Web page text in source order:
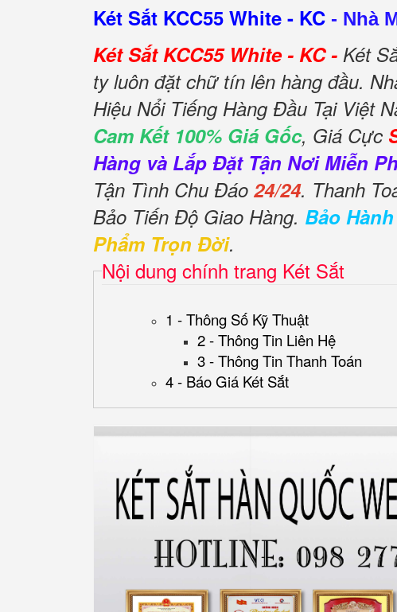
Két Sắt KCC55 White - KC - Nhà
Két Sắt KCC55 White - KC - Két
ty luôn đặt chữ tín lên hàng đầu.
Hiệu Nổi Tiếng Hàng Đầu Tại Việt
Cam Kết 100% Giá Gốc, Giá Cực
Hàng và Lắp Đặt Tận Nơi Miễn
Tận Tình Chu Đáo 24/24. Thanh
Bảo Tiến Độ Giao Hàng. Bảo
Phẩm Trọn Đời.
Nội dung chính trang Két Sắt
1 - Thông Số Kỹ Thuật
2 - Thông Tin Liên Hệ
3 - Thông Tin Thanh Toán
4 - Báo Giá Két Sắt